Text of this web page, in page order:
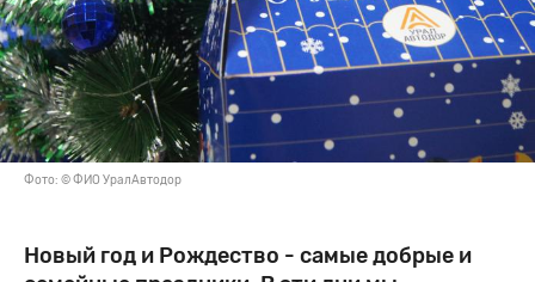
Фото: © ФИО УралАвтодор
Новый год и Рождество - самые добрые и